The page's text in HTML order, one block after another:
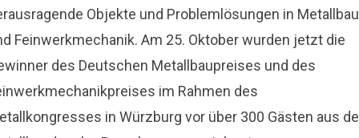
Objekte und Problemlösungen in Metallbau
Feinwerkmechanik. Am 25. Oktober wurden jetzt die
des Deutschen Metallbaupreises und des
im Rahmen des
in Würzburg vor über 300 Gästen aus